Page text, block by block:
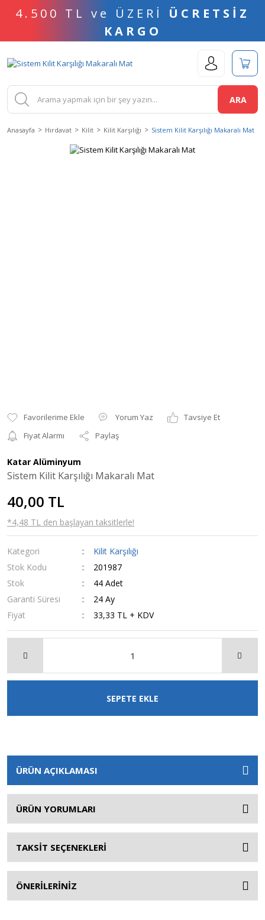
4.500 TL ve ÜZERİ ÜCRETSİZ
KARGO
ARA
Anasayfa Hırdavat Kilit Kilit Karşılığı Sistem Kilit Karşılığı Makaralı Mat
Yorum Yaz
Tavsiye Et
Fiyat Alarmı
Paylaş
Katar Alüminyum
Sistem Kilit Karşılığı Makaralı Mat
40,00 TL
*4,48 TL den başlayan taksitlerle!
Kategori
Kilit Karşılığı
Stok Kodu
201987
Stok
44 Adet
Garanti Süresi
24 Ay
Fiyat
33,33 TL + KDV
SEPETE EKLE
ÜRÜN AÇIKLAMASI
ÜRÜN YORUMLARI
TAKSİT SEÇENEKLERİ
ÖNERİLERİNİZ